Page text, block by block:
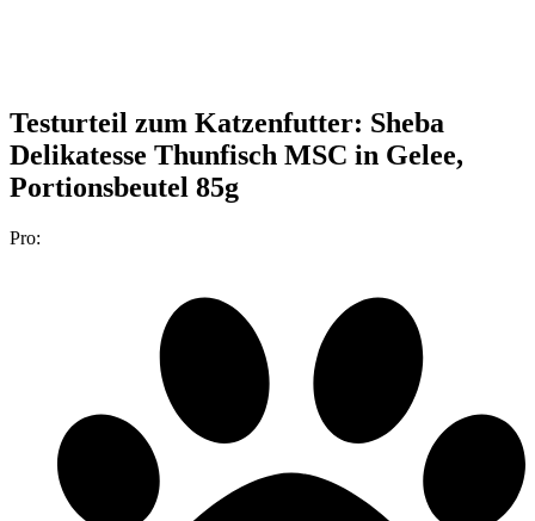
Testurteil zum Katzenfutter: Sheba
Delikatesse Thunfisch MSC in Gelee,
Portionsbeutel 85g
Pro: